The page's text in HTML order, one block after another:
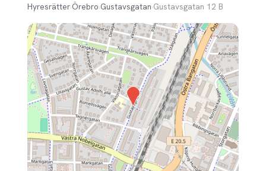
Hyresrätter›Örebro›Gustavsgatan›Gustavsgatan 12 B